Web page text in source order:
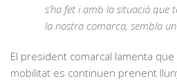
s’ha fet i amb la situació
la nostra comarca, sembla
El president comarcal lamenta
mobilitat es continuen prenent